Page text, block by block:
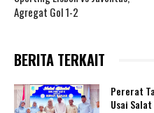
Agregat Gol 1-2
BERITA TERKAIT
Pererat
Usai